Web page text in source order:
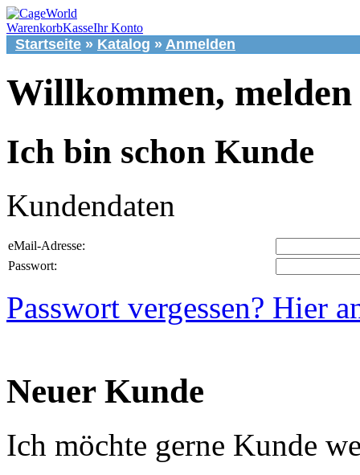
WarenkorbKasseIhr Konto
Startseite » Katalog » Anmelden
Willkommen, melden
Ich bin schon Kunde
Kundendaten
eMail-Adresse:
Passwort:
Passwort vergessen? Hier
Neuer Kunde
Ich möchte gerne Kunde